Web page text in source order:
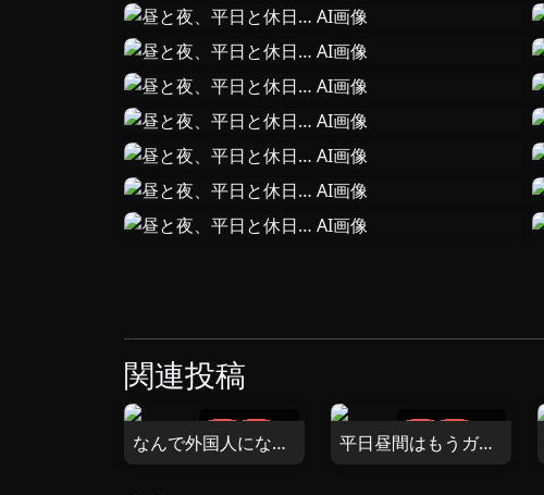
関連投稿
なんで外国人になっちゃうのぉ？
1
平日昼間はもうガマン出来ない♡
20